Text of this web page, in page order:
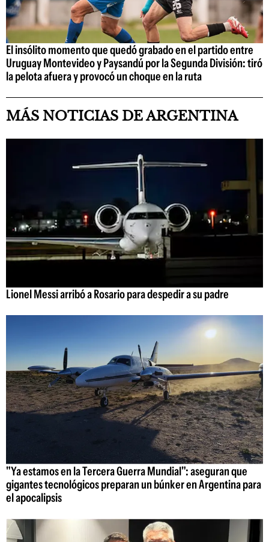
El insólito momento que quedó grabado en el partido entre
Uruguay Montevideo y Paysandú por la Segunda División: tiró
la pelota afuera y provocó un choque en la ruta
MÁS NOTICIAS DE ARGENTINA
Lionel Messi arribó a Rosario para despedir a su padre
"Ya estamos en la Tercera Guerra Mundial": aseguran que
gigantes tecnológicos preparan un búnker en Argentina para
el apocalipsis